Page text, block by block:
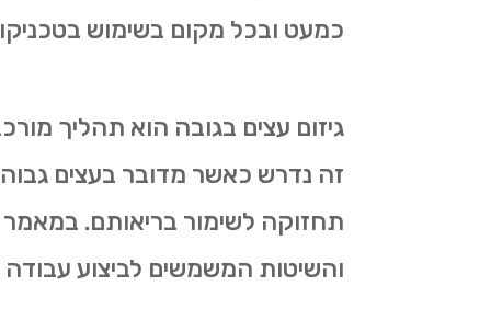
כמעט ובכל מקום בשימוש
גיזום עצים בגובה הוא תהליך
זה נדרש כאשר מדובר בעצים
תחזוקה לשימור בריאותם. במאמר
והשיטות המשמשים לביצוע עבודה